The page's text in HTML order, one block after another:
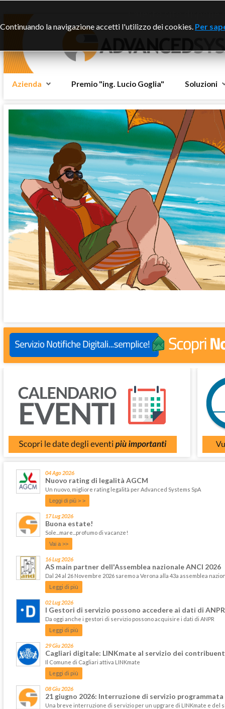
Azienda Premio "ing. Lucio Goglia" Soluzioni
04 Ago 2026
Nuovo rating di legalità AGCM
Un nuovo, migliore rating legalità per Advanced Systems SpA
Leggi di più > >
17 Lug 2026
Buona estate!
Sole...mare...profumo di vacanze!
Vai a >>
16 Lug 2026
AS main partner dell'Assemblea nazionale ANCI 2026
Dal 24 al 26 Novembre 2026 saremo a Verona alla 43a assemblea
Leggi di più
02 Lug 2026
I Gestori di servizio possono accedere ai dati di ANPR
Da oggi anche i gestori di servizio possono acquisire i dati di ANPR
Leggi di più
29 Giu 2026
Cagliari digitale: LINKmate al servizio dei
Il Comune di Cagliari attiva LINKmate
Leggi di più
08 Giu 2026
21 giugno 2026: Interruzione di servizio programmata
Una breve interruzione di servizio per un upgrare di LINKmate e del
Continuando la navigazione accetti l'utilizzo dei cookies. Per